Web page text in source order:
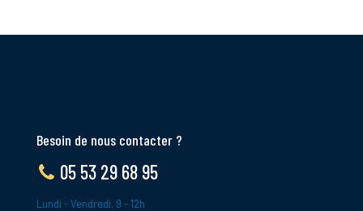
Besoin de nous contacter ?
05 53 29 68 95
Lundi - Vendredi, 9 - 12h